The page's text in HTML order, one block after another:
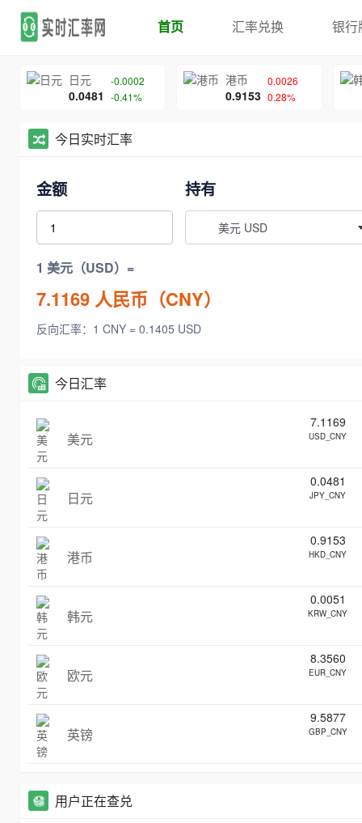
首页 汇率兑换 银行
日元
0.0481
-0.0002
-0.41%
港币
0.9153
0.0026
0.28%
今日实时汇率
金额 持有
美元 USD
1 美元（USD）=
7.1169 人民币（CNY）
反向汇率：1 CNY = 0.1405 USD
今日汇率
美元
7.1169
USD_CNY
日元
0.0481
JPY_CNY
港币
0.9153
HKD_CNY
韩元
0.0051
KRW_CNY
欧元
8.3560
EUR_CNY
英镑
9.5877
GBP_CNY
用户正在查兑